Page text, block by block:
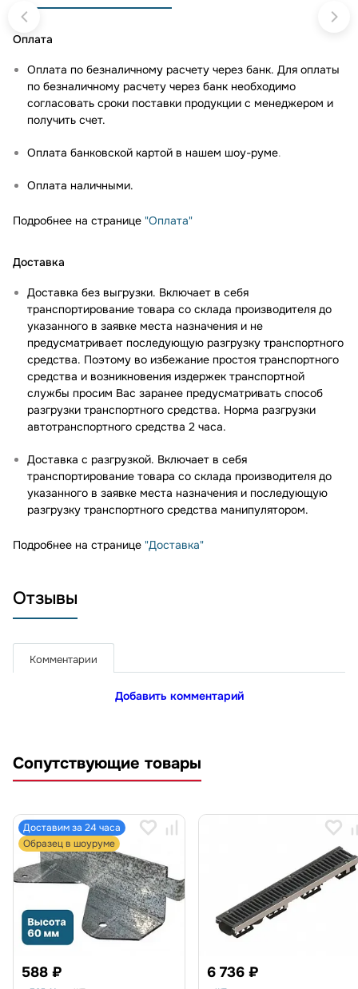
Оплата
Оплата по безналичному расчету через банк. Для оплаты
по безналичному расчету через банк необходимо
согласовать сроки поставки продукции с менеджером и
получить счет.
Оплата банковской картой в нашем шоу-руме.
Оплата наличными.
Подробнее на странице "Оплата"
Доставка
Доставка без выгрузки. Включает в себя
транспортирование товара со склада производителя до
указанного в заявке места назначения и не
предусматривает последующую разгрузку транспортного
средства. Поэтому во избежание простоя транспортного
средства и возникновения издержек транспортной
службы просим Вас заранее предусматривать способ
разгрузки транспортного средства. Норма разгрузки
автотранспортного средства 2 часа.
Доставка с разгрузкой. Включает в себя
транспортирование товара со склада производителя до
указанного в заявке места назначения и последующую
разгрузку транспортного средства манипулятором.
Подробнее на странице "Доставка"
Отзывы
Комментарии
Добавить комментарий
Сопутствующие товары
Доставим за 24 часа
Образец в шоуруме
588 ₽ 6 736 ₽